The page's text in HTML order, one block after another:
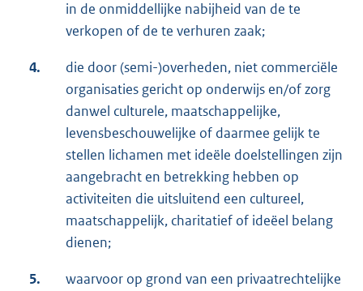
in de onmiddellijke nabijheid van de te
verkopen of de te verhuren zaak;
4.
die door (semi-)overheden, niet commerciële
organisaties gericht op onderwijs en/of zorg
danwel culturele, maatschappelijke,
levensbeschouwelijke of daarmee gelijk te
stellen lichamen met ideële doelstellingen zijn
aangebracht en betrekking hebben op
activiteiten die uitsluitend een cultureel,
maatschappelijk, charitatief of ideëel belang
dienen;
5.
waarvoor op grond van een privaatrechtelijke